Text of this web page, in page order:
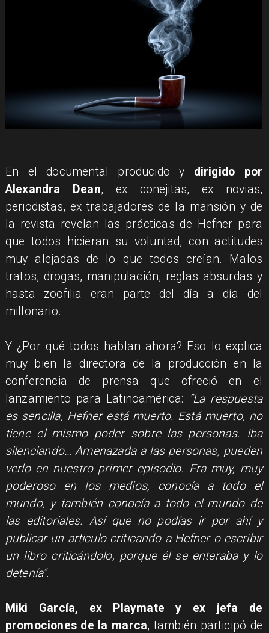
En el documental producido y dirigido por
Alexandra Dean, ex conejitas, ex novias,
periodistas, ex trabajadores de la mansión y de
la revista revelan las prácticas de Hefner para
que todos hicieran su voluntad, con actitudes
muy alejadas de lo que todos creían. Malos
tratos, drogas, manipulación, reglas absurdas y
hasta zoofilia eran parte del día a día del
millonario.
Y ¿Por qué todos hablan ahora? Eso lo explica
muy bien la directora de la producción en la
conferencia de prensa que ofreció en el
lanzamiento para Latinoamérica:
“La respuesta
es sencilla, Hefner está muerto. Está muerto, no
tiene el mismo poder sobre las personas. Iba
silenciando… Amenazada a las personas, pueden
verlo en nuestro primer episodio. Era muy, muy
poderoso en los medios, conocía a todo el
mundo, y también conocía a todo el mundo de
las editoriales. Así que no podías ir por ahí y
publicar un articulo criticando a Hefner o escribir
un libro criticándolo, porque él se enteraba y lo
detenía”.
Miki García, ex Playmate y ex jefa de
promociones de la marca, también participó de